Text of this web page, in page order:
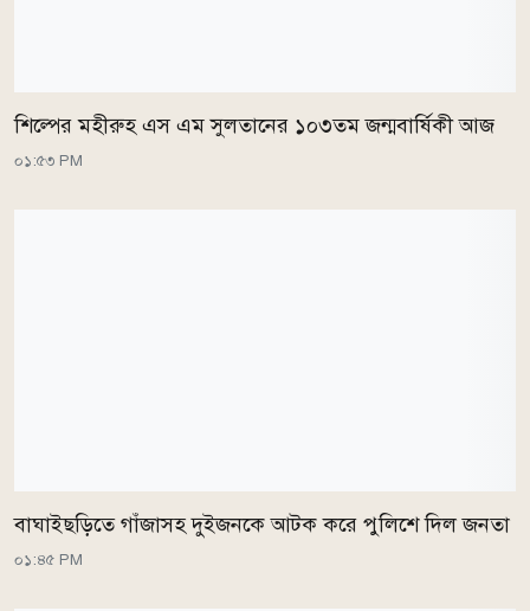
শিল্পের মহীরুহ এস এম সুলতানের ১০৩তম জন্মবার্ষিকী আজ
০১:৫৩ PM
বাঘাইছড়িতে গাঁজাসহ দুইজনকে আটক করে পুলিশে দিল জনতা
০১:৪৫ PM